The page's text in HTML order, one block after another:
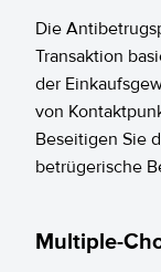
Die
Transaktion
der
von
Beseitigen Sie
betrügerische
Multiple-